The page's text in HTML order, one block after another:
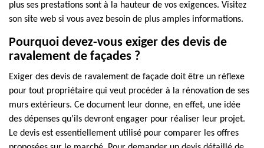
plus ses prestations sont à la hauteur de vos exigences. Visitez
son site web si vous avez besoin de plus amples informations.
Pourquoi devez-vous exiger des devis de
ravalement de façades ?
Exiger des devis de ravalement de façade doit être un réflexe
pour tout propriétaire qui veut procéder à la rénovation de ses
murs extérieurs. Ce document leur donne, en effet, une idée
des dépenses qu’ils devront engager pour réaliser leur projet.
Le devis est essentiellement utilisé pour comparer les offres